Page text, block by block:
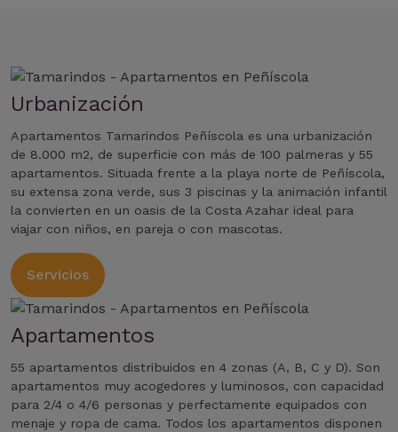
Urbanización
Apartamentos Tamarindos Peñíscola es una urbanización
de 8.000 m2, de superficie con más de 100 palmeras y 55
apartamentos. Situada frente a la playa norte de Peñíscola,
su extensa zona verde, sus 3 piscinas y la animación infantil
la convierten en un oasis de la Costa Azahar ideal para
viajar con niños, en pareja o con mascotas.
Servicios
Apartamentos
55 apartamentos distribuidos en 4 zonas (A, B, C y D). Son
apartamentos muy acogedores y luminosos, con capacidad
para 2/4 o 4/6 personas y perfectamente equipados con
menaje y ropa de cama. Todos los apartamentos disponen